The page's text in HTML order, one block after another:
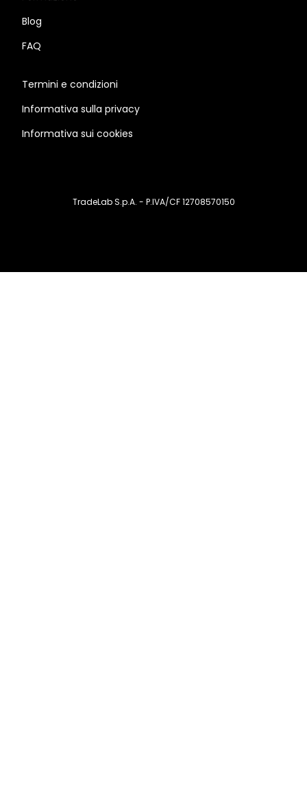
Blog
FAQ
Termini e condizioni
Informativa sulla privacy
Informativa sui cookies
TradeLab S.p.A. - P.IVA/CF 12708570150